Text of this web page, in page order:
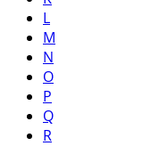
L
M
N
O
P
Q
R